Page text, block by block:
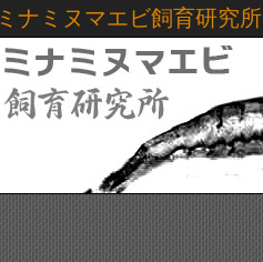
ミナミヌマエビ飼育研究所